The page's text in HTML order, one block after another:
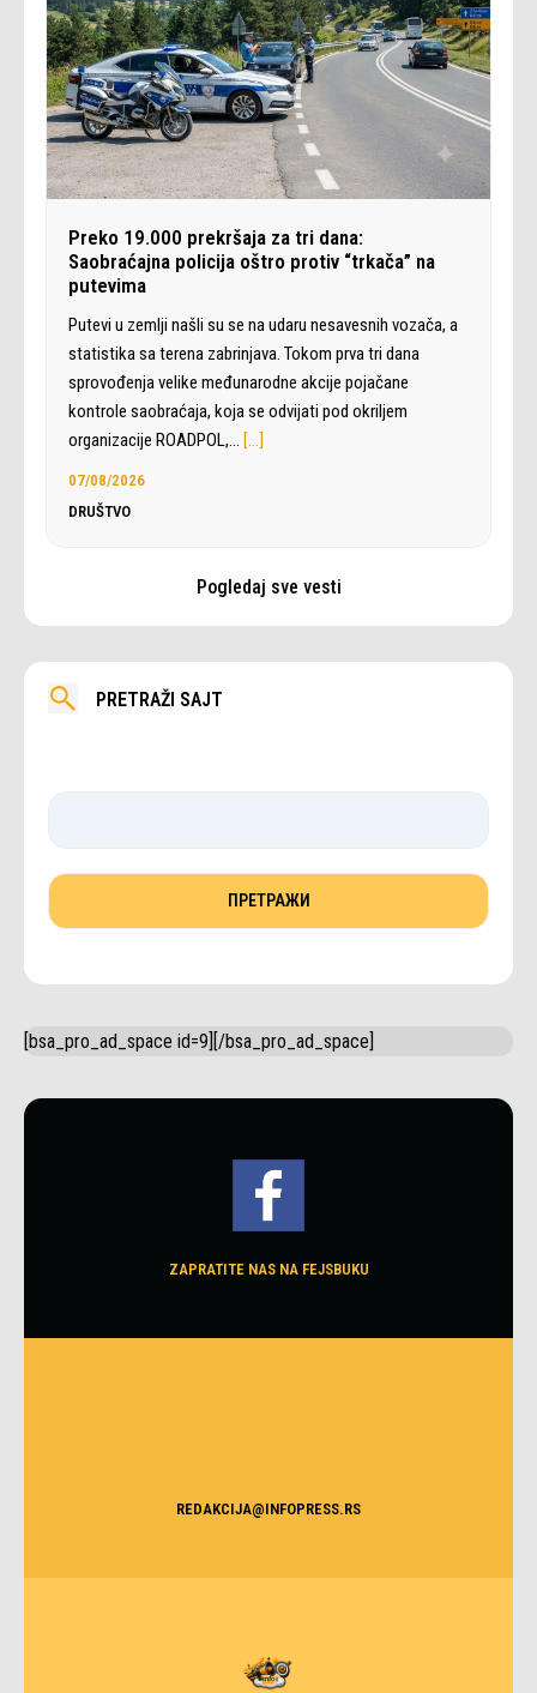
Preko 19.000 prekršaja za tri dana:
Saobraćajna policija oštro protiv “trkača” na
putevima
Putevi u zemlji našli su se na udaru nesavesnih vozača, a
statistika sa terena zabrinjava. Tokom prva tri dana
sprovođenja velike međunarodne akcije pojačane
kontrole saobraćaja, koja se odvijati pod okriljem
organizacije ROADPOL,… […]
07/08/2026
DRUŠTVO
Pogledaj sve vesti
PRETRAŽI SAJT
[bsa_pro_ad_space id=9][/bsa_pro_ad_space]
ZAPRATITE NAS NA FEJSBUKU
REDAKCIJA@INFOPRESS.RS